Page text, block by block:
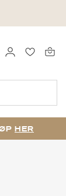
LOGG INN
HER